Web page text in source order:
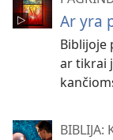
Ar yra
Biblijoje
ar tikrai
BIBLIJA: